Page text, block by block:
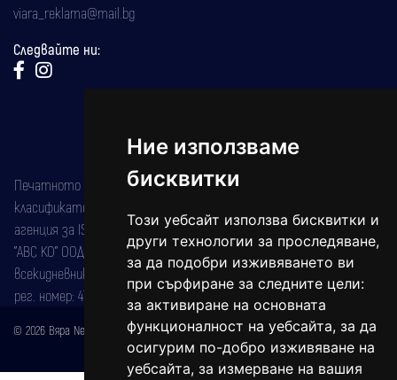
Ние използваме
бисквитки
Този уебсайт използва бисквитки и
други технологии за проследяване,
за да подобри изживяването ви
при сърфиране за следните цели:
за активиране на основната
функционалност на уебсайта,за да
осигурим по-добро изживяване на
уебсайта,за измерване на вашия
viara_reklama@mail.bg
Следвайте ни:
Печатното издание на вестника е регистрирано в националния
класификатор на печатните издания (Българска национална
агенция за ISSN) под номер: ISSN 1312-4722.
"АВС КО" ООД е притежател на марката: Вяра информационен
всекидневник на югозападна България, със свидетелство за марка
рег. номер: 47857/11.05.2004 година.
© 2026 Вяра News Всички права запазени!
Created byDREAMmedia Creative Studio